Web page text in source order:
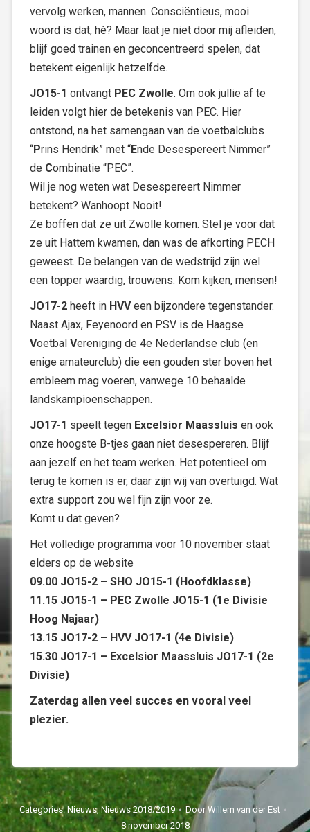
vervolg werken, mannen. Consciëntieus, mooi
woord is dat, hè? Maar laat je niet door mij afleiden,
blijf goed trainen en geconcentreerd spelen, dat
betekent eigenlijk hetzelfde.
JO15-1 ontvangt PEC Zwolle. Om ook jullie af te
leiden volgt hier de betekenis van PEC. Hier
ontstond, na het samengaan van de voetbalclubs
“Prins Hendrik” met “Ende Desespereert Nimmer”
de Combinatie “PEC”.
Wil je nog weten wat Desespereert Nimmer
betekent? Wanhoopt Nooit!
Ze boffen dat ze uit Zwolle komen. Stel je voor dat
ze uit Hattem kwamen, dan was de afkorting PECH
geweest. De belangen van de wedstrijd zijn wel
een topper waardig, trouwens. Kom kijken, mensen!
JO17-2 heeft in HVVeen bijzondere tegenstander.
Naast Ajax, Feyenoord en PSV is de Haagse
Voetbal Vereniging de 4e Nederlandse club (en
enige amateurclub) die een gouden ster boven het
embleem mag voeren, vanwege 10 behaalde
landskampioenschappen.
JO17-1 speelt tegen Excelsior Maassluis en ook
onze hoogste B-tjes gaan niet desespereren. Blijf
aan jezelf en het team werken. Het potentieel om
terug te komen is er, daar zijn wij van overtuigd. Wat
extra support zou wel fijn zijn voor ze.
Komt u dat geven?
Het volledige programma voor 10 november staat
elders op de website
09.00 JO15-2 – SHO JO15-1 (Hoofdklasse)
11.15 JO15-1 – PEC Zwolle JO15-1 (1e Divisie
Hoog Najaar)
13.15 JO17-2 – HVV JO17-1 (4e Divisie)
15.30 JO17-1 – Excelsior Maassluis JO17-1 (2e
Divisie)
Zaterdag allen veel succes en vooral veel
plezier.
Categories:Nieuws,Nieuws 2018/2019 DoorWillem van der Est
8 november 2018